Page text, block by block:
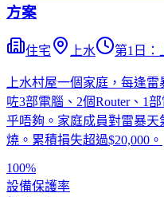
方案
住宅 上水 第1日：
上水村屋一個家庭，每逢
咗3部電腦、2個Router、1
乎唔夠。家庭成員對雷暴
燒。累積損失超過$20,000。
100%
設備保護率